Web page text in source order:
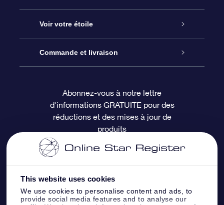
This website uses cookies
We use cookies to personalise content and ads, to
provide social media features and to analyse our
À propos de l’OSR
Nous contacter
Questions fréquemment posées
Revues
Cadeau d’étoile en ligne
Coffret cadeau OSR
Carte cadeau OSR
Voir votre étoile
Registre des étoiles
Page d’accueil personnalisée
Appli Voler vers les étoiles
Commande et livraison
Informations de paiement
Informations d’expédition
Politique de retour
Constellations
Abonnez-vous à notre lettre
d'informations GRATUITE pour des
réductions et des mises à jour de
produits